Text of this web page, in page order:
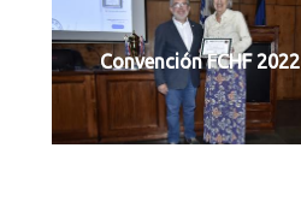
Convención FCHF 2022